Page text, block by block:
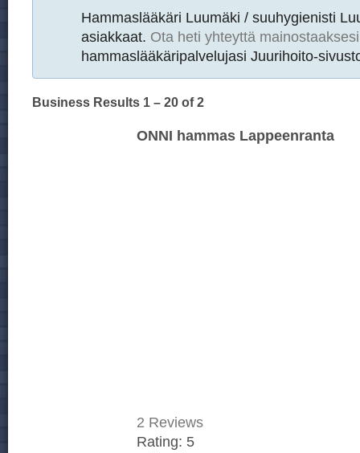
Hammaslääkäri Luumäki / suuhygienisti
asiakkaat. Ota heti yhteyttä mainostaaksesi
hammaslääkäripalvelujasi Juurihoito-
Business Results 1 – 20 of 2
ONNI hammas Lappeenranta
2 Reviews
Rating: 5